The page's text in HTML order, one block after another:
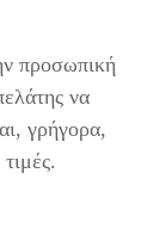
προσωπική
να
γρήγορα,